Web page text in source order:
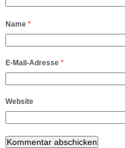
Name *
E-Mail-Adresse *
Website